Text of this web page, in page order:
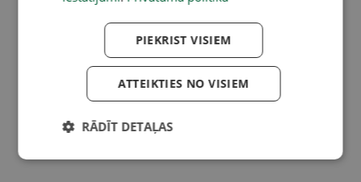
PIEKRIST VISIEM
ATTEIKTIES NO VISIEM
RĀDĪT DETAĻAS